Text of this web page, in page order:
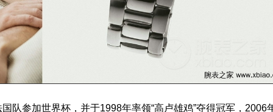
参加世界杯，并于1998年率领“高卢雄鸡”夺得冠军，2006